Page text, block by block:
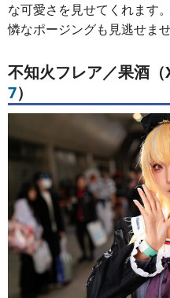
な可愛さを見せてくれます
憐なポージングも見逃せませ
不知火フレア／果酒（
7）